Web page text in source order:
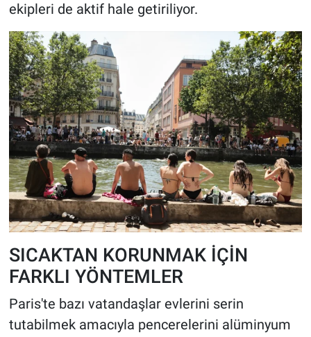
ekipleri de aktif hale getiriliyor.
SICAKTAN KORUNMAK İÇİN
FARKLI YÖNTEMLER
Paris'te bazı vatandaşlar evlerini serin
tutabilmek amacıyla pencerelerini alüminyum